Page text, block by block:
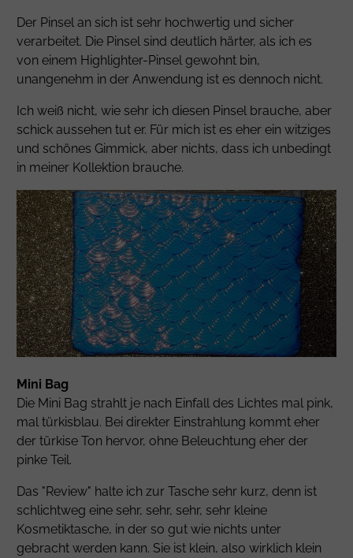
Der Pinsel an sich ist sehr hochwertig und sicher
verarbeitet. Die Pinsel sind deutlich härter, als ich es
von einem Highlighter-Pinsel gewohnt bin,
unangenehm in der Anwendung ist es dennoch nicht.
Ich weiß nicht, wie sehr ich diesen Pinsel brauche, aber
schick aussehen tut er. Für mich ist es eher ein witziges
und schönes Gimmick, aber nichts, dass ich unbedingt
in meiner Kollektion brauche.
Mini Bag
Die Mini Bag strahlt je nach Einfall des Lichtes mal pink,
mal türkisblau. Bei direkter Einstrahlung kommt eher
der türkise Ton hervor, ohne Beleuchtung eher der
pinke Teil.
Das "Review" halte ich zur Tasche sehr kurz, denn ist
schlichtweg eine sehr, sehr, sehr, sehr kleine
Kosmetiktasche, in der so gut wie nichts unter
gebracht werden kann. Sie ist klein, also wirklich klein